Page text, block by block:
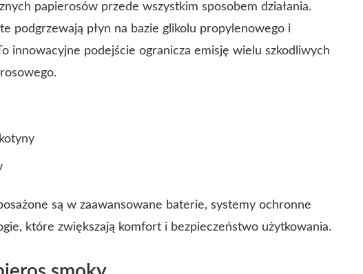
papierosów przede wszystkim sposobem działania.
podgrzewają płyn na bazie glikolu propylenowego i
innowacyjne podejście ogranicza emisję wielu szkodliwych
są w zaawansowane baterie, systemy ochronne
które zwiększają komfort i bezpieczeństwo użytkowania.